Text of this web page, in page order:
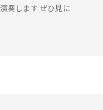
奏します ぜひ見に